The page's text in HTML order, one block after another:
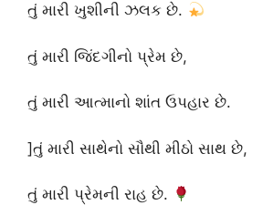
તું મારી ખુશીની ઝલક છે.
તું મારી જિંદગીનો પ્રેમ છે,
તું મારી આત્માનો શાંત ઉપહાર છે.
]તું મારી સાથેનો સૌથી મીઠો સાથ છે,
તું મારી પ્રેમની રાહ છે.